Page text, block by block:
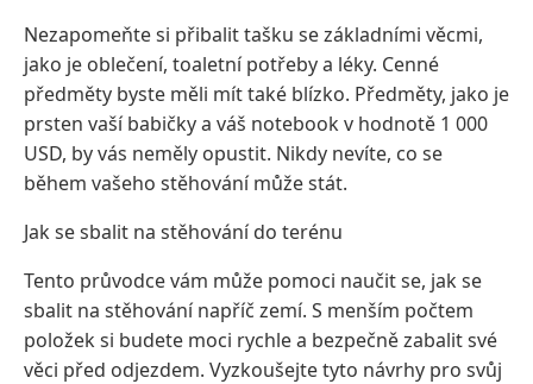
Nezapomeňte si přibalit tašku se základními věcmi,
jako je oblečení, toaletní potřeby a léky. Cenné
předměty byste měli mít také blízko. Předměty, jako je
prsten vaší babičky a váš notebook v hodnotě 1 000
USD, by vás neměly opustit. Nikdy nevíte, co se
během vašeho stěhování může stát.
Jak se sbalit na stěhování do terénu
Tento průvodce vám může pomoci naučit se, jak se
sbalit na stěhování napříč zemí. S menším počtem
položek si budete moci rychle a bezpečně zabalit své
věci před odjezdem. Vyzkoušejte tyto návrhy pro svůj